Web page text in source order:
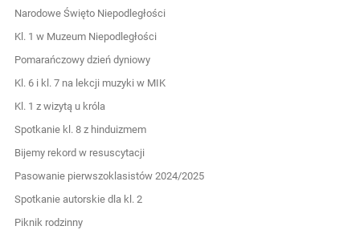
Narodowe Święto Niepodległości
Kl. 1 w Muzeum Niepodległości
Pomarańczowy dzień dyniowy
Kl. 6 i kl. 7 na lekcji muzyki w MIK
Kl. 1 z wizytą u króla
Spotkanie kl. 8 z hinduizmem
Bijemy rekord w resuscytacji
Pasowanie pierwszoklasistów 2024/2025
Spotkanie autorskie dla kl. 2
Piknik rodzinny